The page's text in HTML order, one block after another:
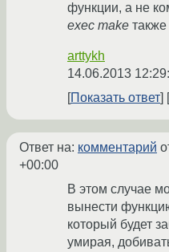
функции, а не
exec make также
arttykh
14.06.2013
Показать ответ
Ответ на: комментарий
+00:00
В этом случае
вынести
который будет
умирая,